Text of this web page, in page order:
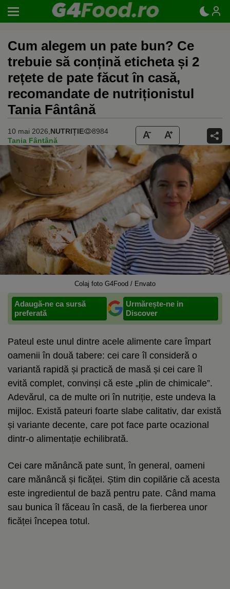
Cum alegem un pate bun? Ce
trebuie să conțină eticheta și 2
rețete de pate făcut în casă,
recomandate de nutriționistul
Tania Fântână
10 mai 2026, NUTRIȚIE
8984
Tania Fântână
Colaj foto G4Food / Envato
Adaugă-ne ca sursă
preferată
Urmărește-ne in
Discover
Pateul este unul dintre acele alimente care împart
oamenii în două tabere: cei care îl consideră o
variantă rapidă și practică de masă și cei care îl
evită complet, convinși că este „plin de chimicale”.
Adevărul, ca de multe ori în nutriție, este undeva la
mijloc. Există pateuri foarte slabe calitativ, dar există
și variante decente, care pot face parte ocazional
dintr-o alimentație echilibrată.
Cei care mănâncă pate sunt, în general, oameni
care mănâncă și ficăței. Știm din copilărie că acesta
este ingredientul de bază pentru pate. Când mama
sau bunica îl făceau în casă, de la fierberea unor
ficăței începea totul.